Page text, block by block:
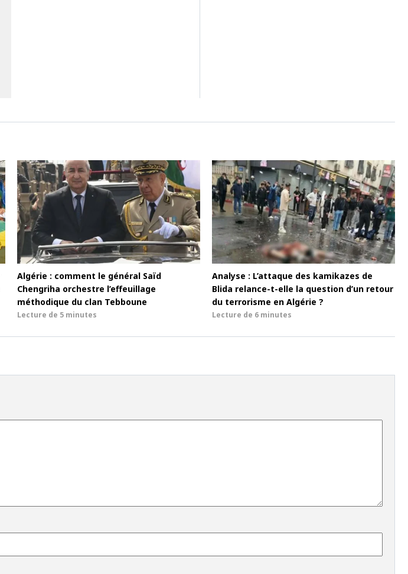
Algérie : comment le général Saïd
Chengriha orchestre l’effeuillage
méthodique du clan Tebboune
Lecture de 5 minutes
Analyse : L’attaque des kamikazes de
Blida relance-t-elle la question d’un retour
du terrorisme en Algérie ?
Lecture de 6 minutes